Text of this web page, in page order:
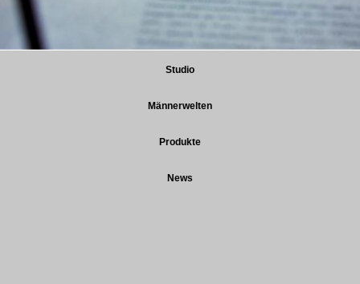
Studio
Männerwelten
Produkte
News